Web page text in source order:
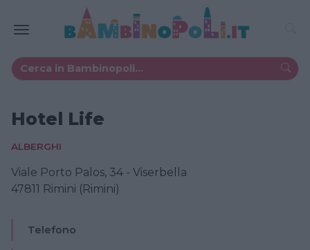
Hotel Life
ALBERGHI
Viale Porto Palos, 34 - Viserbella
47811 Rimini (Rimini)
Telefono